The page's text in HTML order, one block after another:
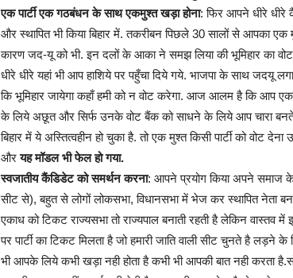
एक पार्टी एक गठबंधन के साथ एकमुश्त खड़ा होना: फिर आपने धीरे धीरे
और स्थापित भी किया बिहार में. तकरीबन पिछले 30 सालों से आपका
कारण जद-यू को भी. इन दलों के आका ने समझ लिया की भूमिहार का
धीरे धीरे यहां भी आप हाशिये पर पहुँचा दिये गये. भाजपा के साथ जदयू
कि भूमिहार जायेगा कहाँ हमी को न वोट करेगा. आज आलम है कि आप एक
के लिये अछूत और सिर्फ उनके वोट बैंक को साधने के लिये आप चारा बनते
बिहार में ये अस्तित्वहीन हो चुका है. तो एक मुश्त किसी पार्टी को वोट
औरयह मॉडल भी फेल हो गया.
स्वजातीय कैंडिडेट को समर्थन करना: आपने प्रयोग किया अपने समाज
सीट से), बहुत से लोगों लोकसभा, विधानसभा में भेज कर स्थापित नेता
एकाध को टिकट राज्यसभा तो राज्यपाल बनाती रहती है लेकिन
पर पार्टी का टिकट मिलता है जो हमारी जाति वाली सीट चुनते है
भी आपके लिये कभी खड़ा नही होता है कभी भी आपकी बात नही करता